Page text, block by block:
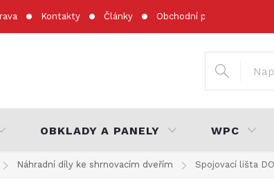
Kontakty Články Obchodní podmínky
OBKLADY A PANELY WPC
Náhradní díly ke shrnovacím dveřím Spojovací lišta